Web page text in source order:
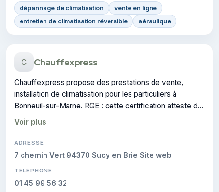
dépannage de climatisation
vente en ligne
entretien de climatisation réversible
aéraulique
C Chauffexpress
Chauffexpress propose des prestations de vente,
installation de climatisation pour les particuliers à
Bonneuil-sur-Marne. RGE : cette certification atteste du
savoir-faire de l'entreprise.
Voir plus
ADRESSE
7 chemin Vert 94370 Sucy en Brie Site web
TÉLÉPHONE
01 45 99 56 32